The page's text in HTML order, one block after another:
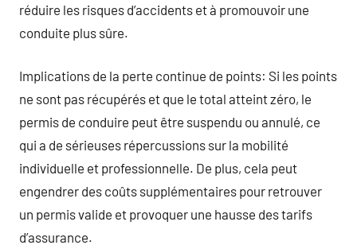
réduire les risques d’accidents et à promouvoir une
conduite plus sûre.
Implications de la perte continue de points: Si les points
ne sont pas récupérés et que le total atteint zéro, le
permis de conduire peut être suspendu ou annulé, ce
qui a de sérieuses répercussions sur la mobilité
individuelle et professionnelle. De plus, cela peut
engendrer des coûts supplémentaires pour retrouver
un permis valide et provoquer une hausse des tarifs
d’assurance.